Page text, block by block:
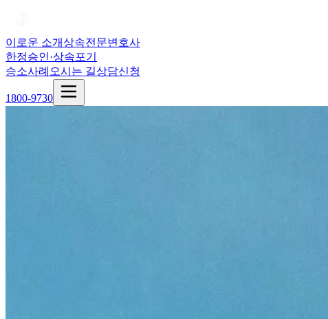
이로운 소개상속전문변호사
한정승인·상속포기
승소사례 오시는 길상담신청
1800-9730